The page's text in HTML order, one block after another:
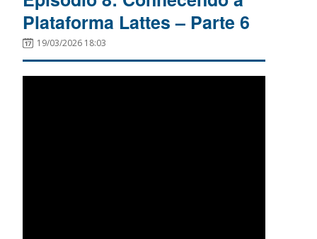
Plataforma Lattes – Parte 6
19/03/2026 18:03